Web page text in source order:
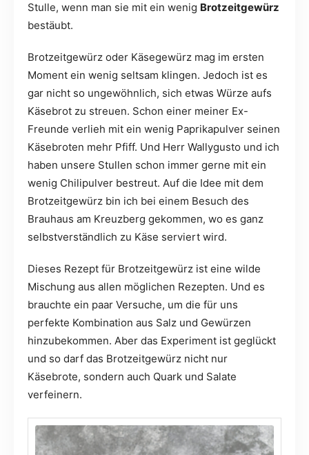
Stulle, wenn man sie mit ein wenig Brotzeitgewürz
bestäubt.
Brotzeitgewürz oder Käsegewürz mag im ersten
Moment ein wenig seltsam klingen. Jedoch ist es
gar nicht so ungewöhnlich, sich etwas Würze aufs
Käsebrot zu streuen. Schon einer meiner Ex-
Freunde verlieh mit ein wenig Paprikapulver seinen
Käsebroten mehr Pfiff. Und Herr Wallygusto und ich
haben unsere Stullen schon immer gerne mit ein
wenig Chilipulver bestreut. Auf die Idee mit dem
Brotzeitgewürz bin ich bei einem Besuch des
Brauhaus am Kreuzberg gekommen, wo es ganz
selbstverständlich zu Käse serviert wird.
Dieses Rezept für Brotzeitgewürz ist eine wilde
Mischung aus allen möglichen Rezepten. Und es
brauchte ein paar Versuche, um die für uns
perfekte Kombination aus Salz und Gewürzen
hinzubekommen. Aber das Experiment ist geglückt
und so darf das Brotzeitgewürz nicht nur
Käsebrote, sondern auch Quark und Salate
verfeinern.